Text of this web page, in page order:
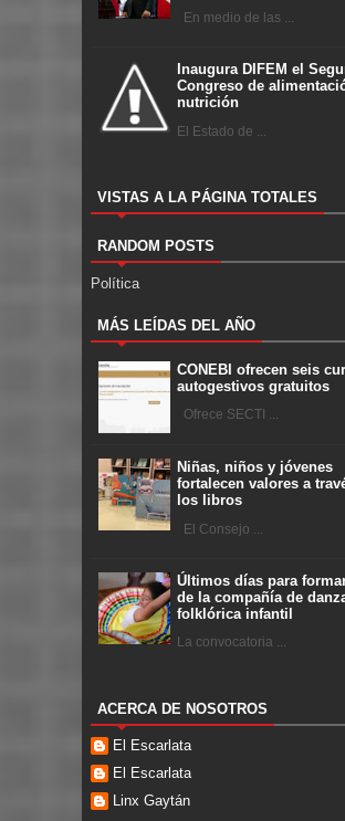
En medio de las ...
Inaugura DIFEM el
Congreso de
nutrición
El Estado de ...
VISTAS A LA PÁGINA TOTALES
RANDOM POSTS
Política
MÁS LEÍDAS DEL AÑO
CONEBI ofrecen seis
autogestivos gratuitos
Ofrece SECTI ...
Niñas, niños y jóvenes
fortalecen valores a
los libros
El Consejo ...
Últimos días para
de la compañía de
folklórica infantil
La convocatoria ...
ACERCA DE NOSOTROS
El Escarlata
El Escarlata
Linx Gaytán